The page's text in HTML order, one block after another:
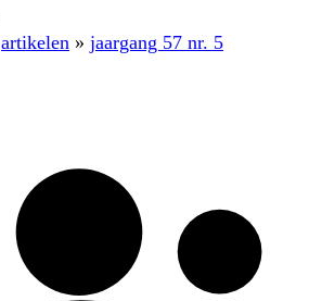
artikelen » jaargang 57 nr. 5